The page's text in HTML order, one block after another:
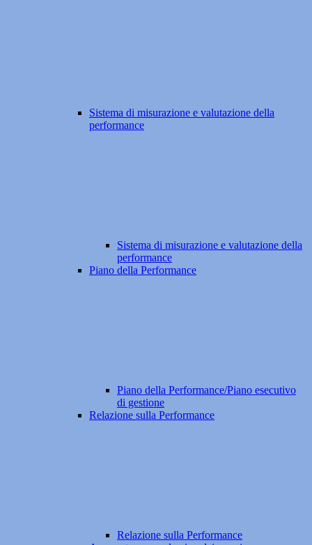
Sistema di misurazione e valutazione della
performance
Sistema di misurazione e valutazione della
performance
Piano della Performance
Piano della Performance/Piano esecutivo
di gestione
Relazione sulla Performance
Relazione sulla Performance